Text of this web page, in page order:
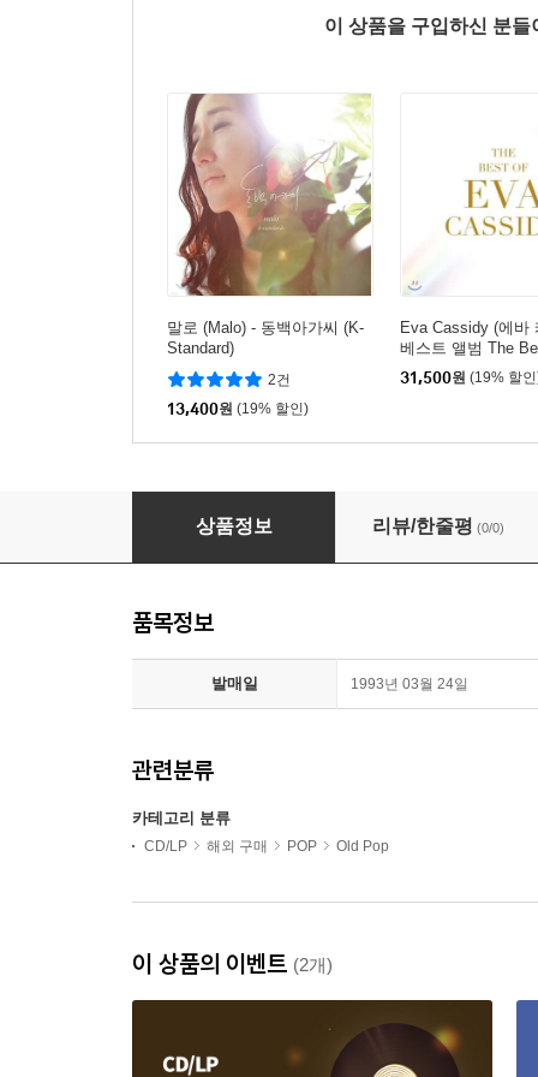
이 상품을 구입하신 분
말로 (Malo) - 동백아가씨 (K-
Standard)
2건
13,400원 (19% 할인)
Eva Cassidy (에바
베스트 앨범 The
31,500원 (19% 할
Lobo - Best Of Lobo (18 Track)(CD)
상품정보 리뷰/한줄평 (0/0)
품목정보
발매일 1993년 03월 24일
관련분류
카테고리 분류
CD/LP 해외 구매 POP Old Pop
이 상품의 이벤트 (2개)